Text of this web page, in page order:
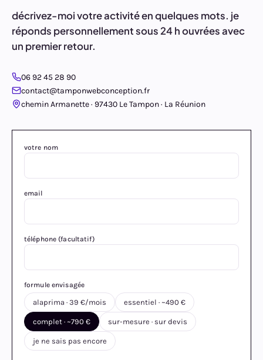
décrivez-moi votre activité en quelques mots. je
réponds personnellement sous 24 h ouvrées avec
un premier retour.
06 92 45 28 90
contact@tamponwebconception.fr
chemin Armanette · 97430 Le Tampon · La Réunion
votre nom
email
téléphone (facultatif)
formule envisagée
alaprima · 39 €/mois essentiel · ~490 €
complet · ~790 € sur-mesure · sur devis
je ne sais pas encore